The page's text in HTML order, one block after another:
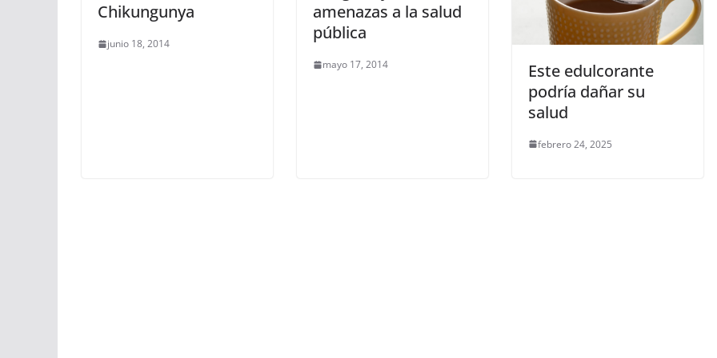
Chikungunya
junio 18, 2014
amenazas a la salud
pública
mayo 17, 2014
Este edulcorante
podría dañar su
salud
febrero 24, 2025